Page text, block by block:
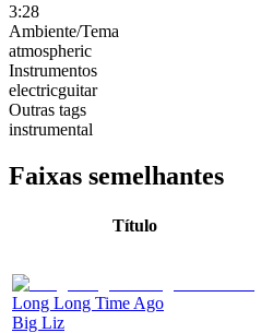
3:28
Ambiente/Tema
atmospheric
Instrumentos
electricguitar
Outras tags
instrumental
Faixas semelhantes
Título
Long Long Time Ago
Big Liz